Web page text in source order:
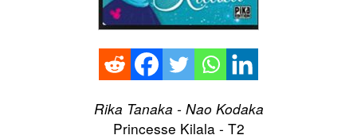
Rika Tanaka - Nao Kodaka
Princesse Kilala - T2